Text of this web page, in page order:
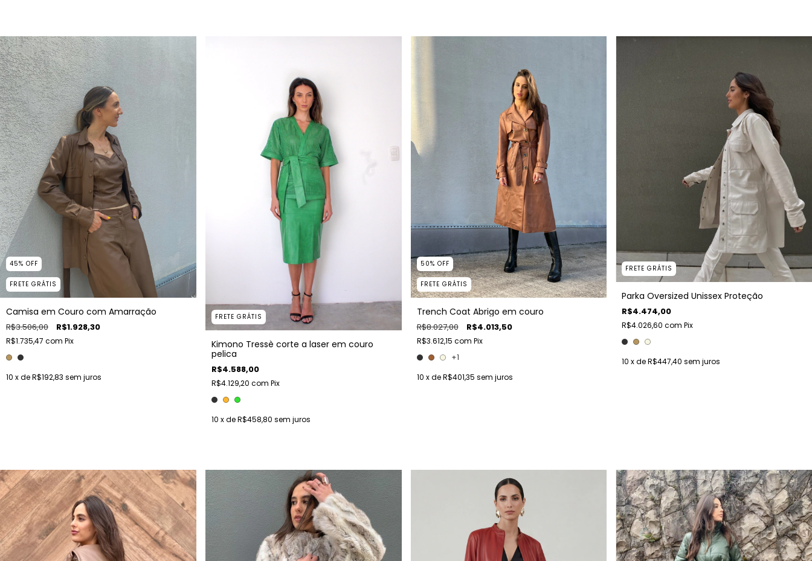
45% OFF
FRETE GRÁTIS
Camisa em Couro com Amarração
R$3.506,00 R$1.928,30
R$1.735,47 com Pix
10 x deR$192,83 sem juros
FRETE GRÁTIS
Kimono Tressè corte a laser em couro
pelica
R$4.588,00
R$4.129,20 com Pix
10 x deR$458,80 sem juros
50% OFF
FRETE GRÁTIS
Trench Coat Abrigo em couro
R$8.027,00 R$4.013,50
R$3.612,15 com Pix
+1
10 x deR$401,35 sem juros
FRETE GRÁTIS
Parka Oversized Unissex Proteção
R$4.474,00
R$4.026,60com Pix
10 x deR$447,40 sem juros